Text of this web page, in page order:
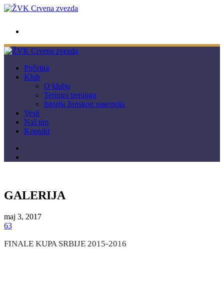
Početna
Klub
O klubu
Termini treninga
Istorija ženskog vaterpola
Vesti
Naš tim
Kontakt
GALERIJA
maj 3, 2017
63
FINALE KUPA SRBIJE 2015-2016